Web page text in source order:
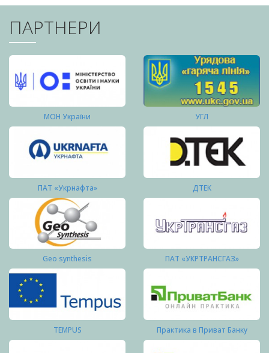
ПАРТНЕРИ
МОН України УГЛ
ПАТ «Укрнафта» ДТЕК
Geo synthesis ПАТ «УКРТРАНСГАЗ»
TEMPUS Практика в Приват Банку